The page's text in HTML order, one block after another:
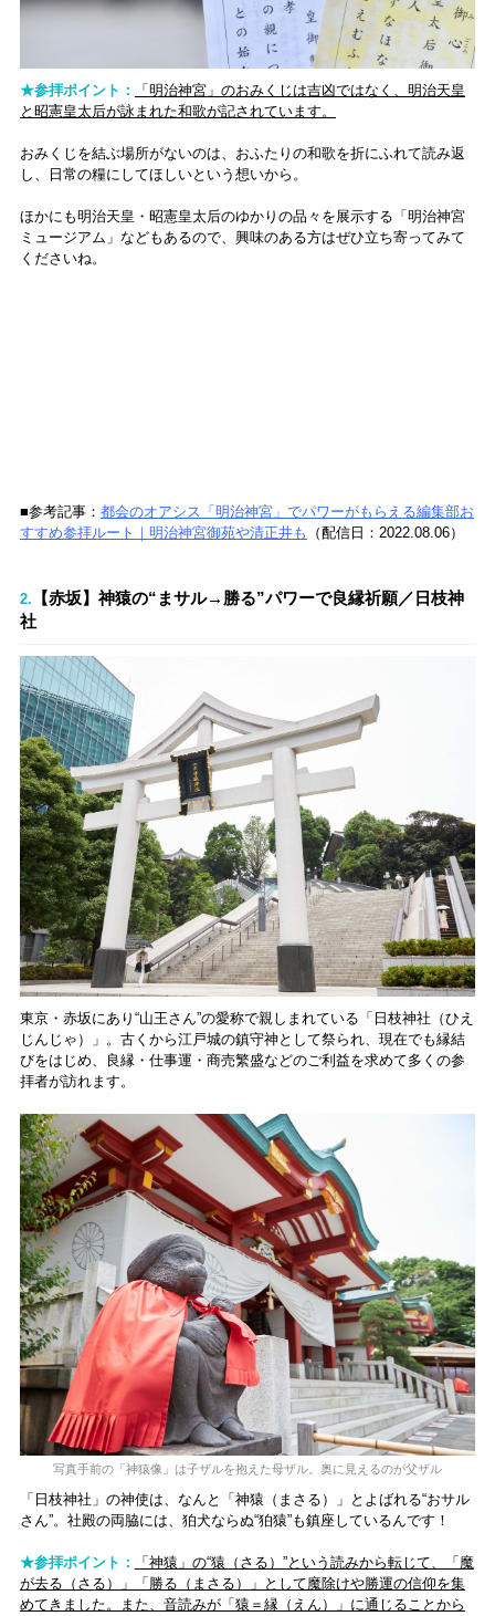
★参拝ポイント：
「明治神宮」のおみくじは吉凶ではなく、明治天皇
と昭憲皇太后が詠まれた和歌が記されています。
おみくじを結ぶ場所がないのは、おふたりの和歌を折にふれて読み返
し、日常の糧にしてほしいという想いから。
ほかにも明治天皇・昭憲皇太后のゆかりの品々を展示する「明治神宮
ミュージアム」などもあるので、興味のある方はぜひ立ち寄ってみて
くださいね。
■参考記事： 都会のオアシス「明治神宮」でパワーがもらえる編集部お
すすめ参拝ルート｜明治神宮御苑や清正井も
（配信日：2022.08.06）
2.
【赤坂】神猿の“まサル→勝る”パワーで良縁祈願／日枝神
社
東京・赤坂にあり“山王さん”の愛称で親しまれている「日枝神社（ひえ
じんじゃ）」。古くから江戸城の鎮守神として祭られ、現在でも縁結
びをはじめ、良縁・仕事運・商売繁盛などのご利益を求めて多くの参
拝者が訪れます。
写真手前の「神猿像」は子ザルを抱えた母ザル。奥に見えるのが父ザル
「日枝神社」の神使は、なんと「神猿（まさる）」とよばれる“おサル
さん”。社殿の両脇には、狛犬ならぬ“狛猿”も鎮座しているんです！
★参拝ポイント：
「神猿」の“猿（さる）”という読みから転じて、「魔
が去る（さる）」「勝る（まさる）」として魔除けや勝運の信仰を集
めてきました。また、音読みが「猿＝縁（えん）」に通じることから